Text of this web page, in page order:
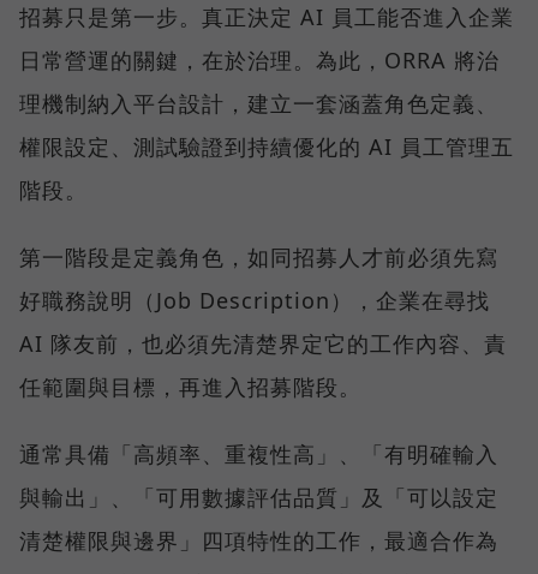
招募只是第一步。真正決定 AI 員工能否進入企業
日常營運的關鍵，在於治理。為此，ORRA 將治
理機制納入平台設計，建立一套涵蓋角色定義、
權限設定、測試驗證到持續優化的 AI 員工管理五
階段。
第一階段是定義角色，如同招募人才前必須先寫
好職務說明（Job Description），企業在尋找
AI 隊友前，也必須先清楚界定它的工作內容、責
任範圍與目標，再進入招募階段。
通常具備「高頻率、重複性高」、「有明確輸入
與輸出」、「可用數據評估品質」及「可以設定
清楚權限與邊界」四項特性的工作，最適合作為